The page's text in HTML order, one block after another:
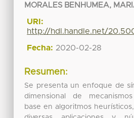
MORALES BENHUMEA,
URI:
http://hdl.handle.net/
Fecha: 2020-02-28
Resumen:
Se presenta un enfoque de
dimensional de
base en algoritmos